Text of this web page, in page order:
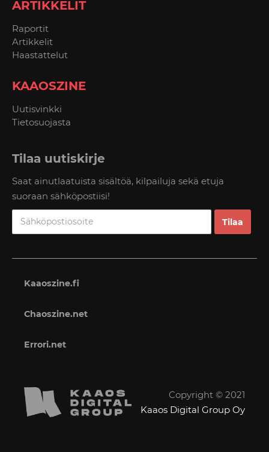
ARTIKKELIT
Raportit
Artikkelit
Haastattelut
KAAOSZINE
Uutisvinkki
Tietosuojasta
Tilaa uutiskirje
Saat ainutlaatuista sisältöä, kilpailuja sekä etuja
suoraan sähköpostiisi!
Kaaoszine.fi
Chaoszine.net
Errori.net
Copyright © 2021
Kaaos Digital Group Oy